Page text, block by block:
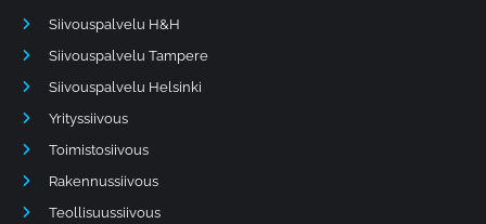
Siivouspalvelu H&H
Siivouspalvelu Tampere
Siivouspalvelu Helsinki
Yrityssiivous
Toimistosiivous
Rakennussiivous
Teollisuussiivous